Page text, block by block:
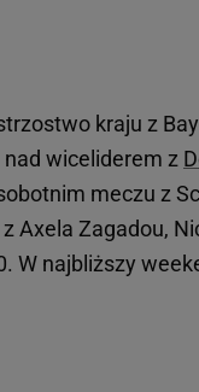
kraju z
wiceliderem z
meczu z
Axela Zagadou,
W najbliższy